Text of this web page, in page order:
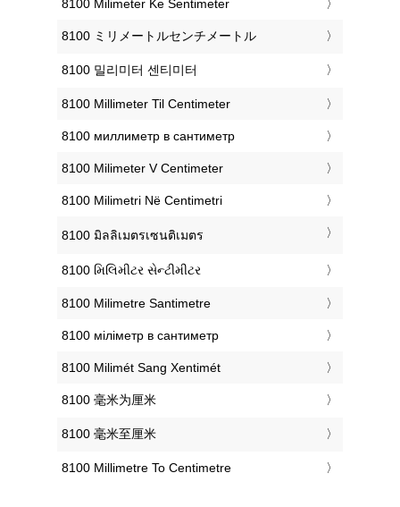
‎8100 Milimeter Ke Sentimeter
‎8100 ミリメートルセンチメートル
‎8100 밀리미터 센티미터
‎8100 Millimeter Til Centimeter
‎8100 миллиметр в сантиметр
‎8100 Milimeter V Centimeter
‎8100 Milimetri Në Centimetri
‎8100 มิลลิเมตรเซนติเมตร
‎8100 મિલિમીટર સેન્ટીમીટર
‎8100 Milimetre Santimetre
‎8100 міліметр в сантиметр
‎8100 Milimét Sang Xentimét
‎8100 毫米为厘米
‎8100 毫米至厘米
‎8100 Millimetre To Centimetre